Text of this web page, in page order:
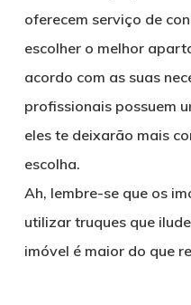
oferecem serviço de
escolher o melhor
acordo com as suas
profissionais possuem
eles te deixarão mais
escolha.
Ah, lembre-se que os
utilizar truques que
imóvel é maior do que